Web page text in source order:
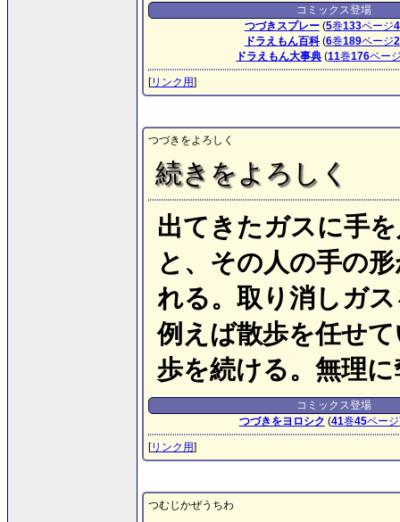
コミックス登場
つづきスプレー(5巻133ページ4
ドラえもん百科(6巻189ページ2
ドラえもん大事典 (11巻176ペー
[リンク用]
つづきをよろしく
続きをよろしく
出てきたガスに手
と、その人の手の
れる。取り消しガ
例えば散歩を任せ
歩を続ける。無理
コミックス登場
つづきをヨロシク (41巻45ページ
[リンク用]
つむじかぜうちわ